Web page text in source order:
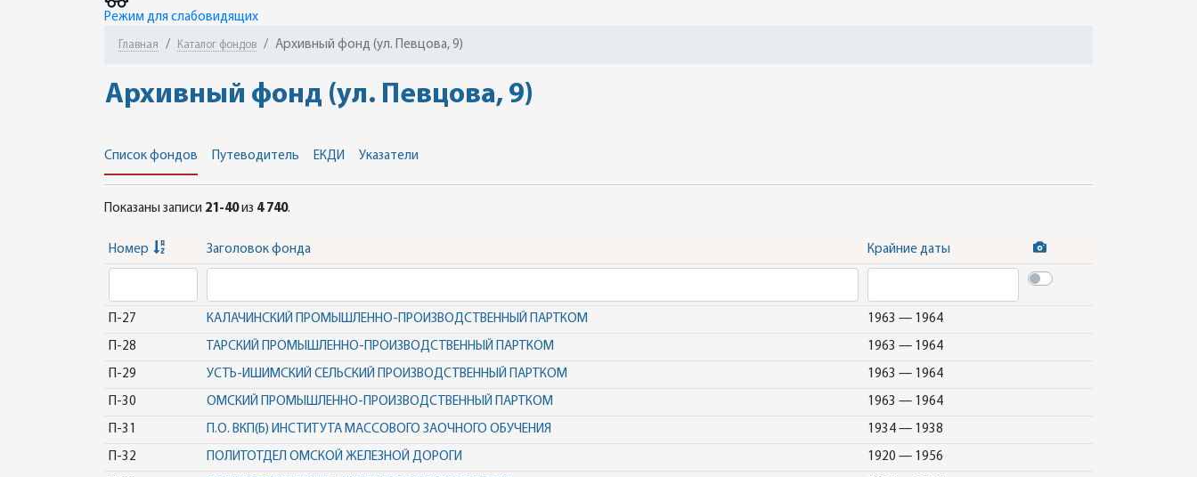
Режим для слабовидящих
Главная Каталог фондов Архивный фонд (ул. Певцова, 9)
Архивный фонд (ул. Певцова, 9)
Список фондов Путеводитель ЕКДИ Указатели
Показаны записи 21-40из 4 740.
Номер Заголовок фонда Крайние даты
П-27 КАЛАЧИНСКИЙ ПРОМЫШЛЕННО-ПРОИЗВОДСТВЕННЫЙ ПАРТКОМ 1963 — 1964
П-28 ТАРСКИЙ ПРОМЫШЛЕННО-ПРОИЗВОДСТВЕННЫЙ ПАРТКОМ 1963 — 1964
П-29 УСТЬ-ИШИМСКИЙ СЕЛЬСКИЙ ПРОИЗВОДСТВЕННЫЙ ПАРТКОМ 1963 — 1964
П-30 ОМСКИЙ ПРОМЫШЛЕННО-ПРОИЗВОДСТВЕННЫЙ ПАРТКОМ 1963 — 1964
П-31 П.О. ВКП(Б) ИНСТИТУТА МАССОВОГО ЗАОЧНОГО ОБУЧЕНИЯ 1934 — 1938
П-32 ПОЛИТОТДЕЛ ОМСКОЙ ЖЕЛЕЗНОЙ ДОРОГИ 1920 — 1956